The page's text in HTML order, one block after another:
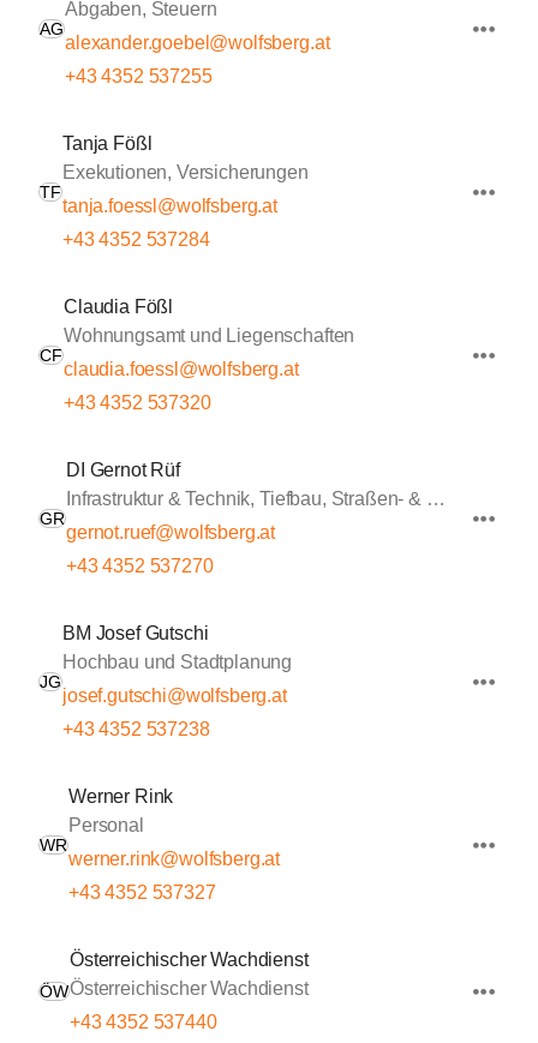
AG
Abgaben, Steuern
alexander.goebel@wolfsberg.at
+43 4352 537255
TF
Tanja Fößl
Exekutionen, Versicherungen
tanja.foessl@wolfsberg.at
+43 4352 537284
CF
Claudia Fößl
Wohnungsamt und Liegenschaften
claudia.foessl@wolfsberg.at
+43 4352 537320
GR
DI Gernot Rüf
Infrastruktur & Technik, Tiefbau, Straßen- & Wasserbau
gernot.ruef@wolfsberg.at
+43 4352 537270
JG
BM Josef Gutschi
Hochbau und Stadtplanung
josef.gutschi@wolfsberg.at
+43 4352 537238
WR
Werner Rink
Personal
werner.rink@wolfsberg.at
+43 4352 537327
ÖW
Österreichischer Wachdienst
Österreichischer Wachdienst
+43 4352 537440